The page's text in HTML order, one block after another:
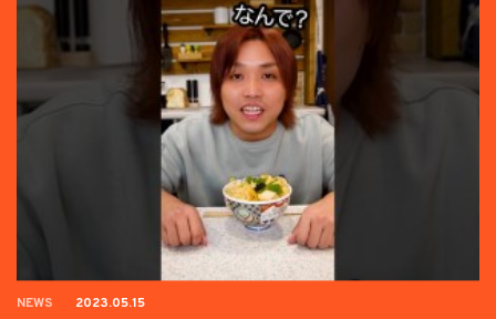
NEWS 2023.05.15